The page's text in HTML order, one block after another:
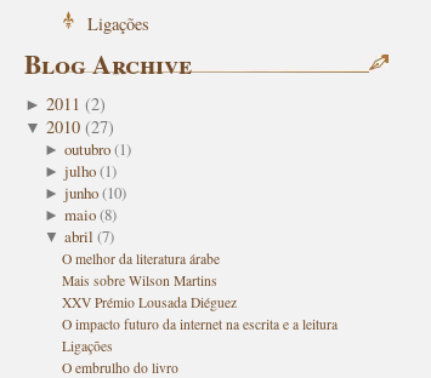
Ligações
Blog Archive
► 2011 (2)
▼ 2010 (27)
► outubro(1)
► julho(1)
► junho(10)
► maio(8)
▼ abril (7)
O melhor da literatura árabe
Mais sobre Wilson Martins
XXV Prémio Lousada Diéguez
O impacto futuro da internet na escrita e a leitura
Ligações
O embrulho do livro